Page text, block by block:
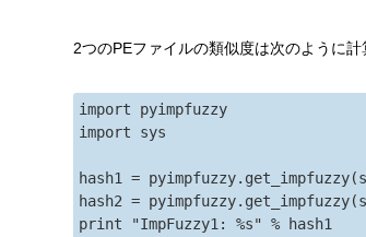
2つのPEファイルの類似度は次のように計
import pyimpfuzzy
import sys
hash1 =
hash2 =
print "ImpFuzzy1: %s" % hash1